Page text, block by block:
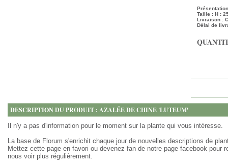
Taille : H :
Livraison :
Délai de
DESCRIPTION DU PRODUIT : AZALÉE DE CHINE 'LUTEUM'
Il n'y a pas d'information pour le moment sur la plante qui vous intéresse.
La base de Florum s'enrichit chaque jour de nouvelles descriptions de
Mettez cette page en favori ou devenez fan de notre page facebook pour
nous voir plus régulièrement.